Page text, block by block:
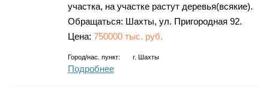
Гороскоп
участка, на участке растут деревья(всякие).
Обращаться: Шахты, ул. Пригородная 92.
Цена: 750000 тыс. руб.
Город/нас. пункт: г. Шахты
Подробнее